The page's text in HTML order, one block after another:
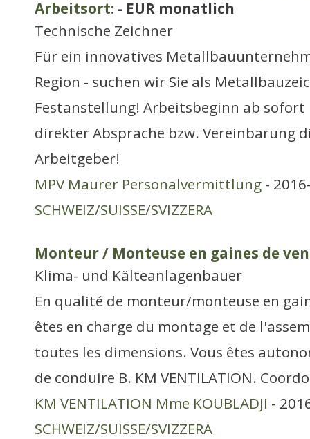
Arbeitsort: - EUR monatlich
Technische Zeichner
Für ein innovatives
Region - suchen wir Sie als
Festanstellung! Arbeitsbeginn ab sofort
direkter Absprache bzw. Vereinbarung
Arbeitgeber!
MPV Maurer Personalvermittlung -
SCHWEIZ/SUISSE/SVIZZERA
Monteur / Monteuse en gaines de
Klima- und Kälteanlagenbauer
En qualité de monteur/monteuse en
êtes en charge du montage et de
toutes les dimensions. Vous êtes
de conduire B. KM VENTILATION.
KM VENTILATION Mme KOUBLADJI -
SCHWEIZ/SUISSE/SVIZZERA